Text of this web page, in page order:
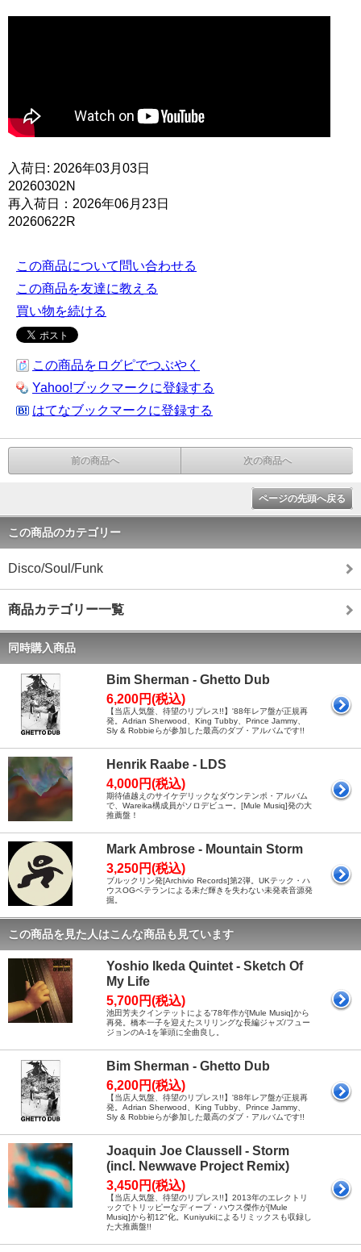
入荷日: 2026年03月03日
20260302N
再入荷日：2026年06月23日
20260622R
この商品について問い合わせる
この商品を友達に教える
買い物を続ける
この商品をログピでつぶやく
Yahoo!ブックマークに登録する
はてなブックマークに登録する
前の商品へ 次の商品へ
ページの先頭へ戻る
この商品のカテゴリー
Disco/Soul/Funk
商品カテゴリー一覧
同時購入商品
Bim Sherman - Ghetto Dub
6,200円(税込)
【当店人気盤、待望のリプレス!!】'88年レア盤が正規再
発。Adrian Sherwood、King Tubby、Prince Jammy、
Sly & Robbieらが参加した最高のダブ・アルバムです!!
Henrik Raabe - LDS
4,000円(税込)
期待値越えのサイケデリックなダウンテンポ・アルバム
で、Wareika構成員がソロデビュー。[Mule Musiq]発の大
推薦盤！
Mark Ambrose - Mountain Storm
3,250円(税込)
ブルックリン発[Archivio Records]第2弾。UKテック・ハ
ウスOGベテランによる未だ輝きを失わない未発表音源発
掘。
この商品を見た人はこんな商品も見ています
Yoshio Ikeda Quintet - Sketch Of
My Life
5,700円(税込)
池田芳夫クインテットによる'78年作が[Mule Musiq]から
再発。橋本一子を迎えたスリリングな長編ジャズ/フュー
ジョンのA-1を筆頭に全曲良し。
Bim Sherman - Ghetto Dub
6,200円(税込)
【当店人気盤、待望のリプレス!!】'88年レア盤が正規再
発。Adrian Sherwood、King Tubby、Prince Jammy、
Sly & Robbieらが参加した最高のダブ・アルバムです!!
Joaquin Joe Claussell - Storm
(incl. Newwave Project Remix)
3,450円(税込)
【当店人気盤、待望のリプレス!!】2013年のエレクトリ
ックでトリッピーなディープ・ハウス傑作が[Mule
Musiq]から初12"化。Kuniyukiによるリミックスも収録し
た大推薦盤!!